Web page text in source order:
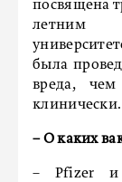
посвящена
летним
была
вреда,
клинически.
– О каких
– Pfizer